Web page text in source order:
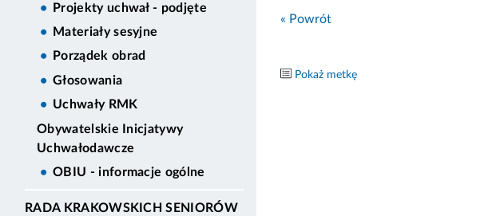
Projekty uchwał - podjęte
Materiały sesyjne
Porządek obrad
Głosowania
Uchwały RMK
Obywatelskie Inicjatywy
Uchwałodawcze
OBIU - informacje ogólne
RADA KRAKOWSKICH SENIORÓW
« Powrót
Pokaż metkę